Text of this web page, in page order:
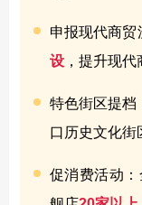
申报现代商贸
设 ，提升现代
特色街区提档
口历史文化
促消费活动